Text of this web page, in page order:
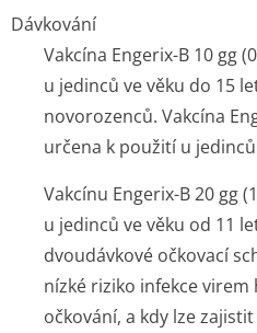
Dávkování
Vakcína Engerix-B 10 gg
u jedinců ve věku do 15
novorozenců. Vakcína
určena k použití u
Vakcínu Engerix-B 20 gg
u jedinců ve věku od 11
dvoudávkové očkovací
nízké riziko infekce
očkování, a kdy lze